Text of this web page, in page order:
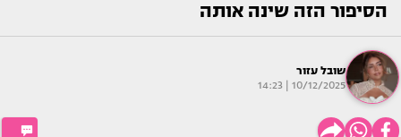
הסיפור הזה שינה אותה
שובל עזור
10/12/2025 | 14:23